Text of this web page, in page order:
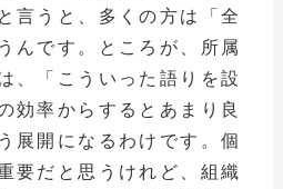
言うと、多くの方は「全
んです。ところが、所属
、「こういった語りを設
効率からするとあまり良
展開になるわけです。個
要だと思うけれど、組織